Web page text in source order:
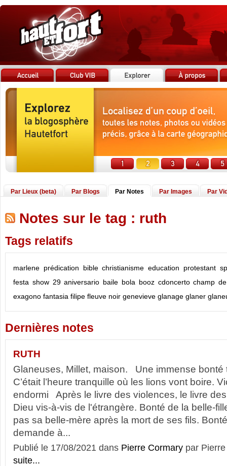
Par Lieux (beta) Par Blogs Par Notes Par Images Par
Notes sur le tag : ruth
Tags relatifs
marlene prédication bible christianisme education protestant
festa show 29 aniversario baile bola booz cdoncerto champ
exagono fantasia filipe fleuve noir genevieve glanage glaner
Dernières notes
RUTH
Glaneuses, Millet, maison. Une immense bonté
C’était l’heure tranquille où les lions vont boire.
endormi Après le livre des violences, le livre
Dieu vis-à-vis de l'étrangère. Bonté de la belle-
pas sa belle-mère après la mort de ses fils.
demande à...
Publié le 17/08/2021 dans Pierre Cormary par
suite...